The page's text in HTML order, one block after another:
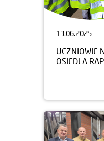
13.06.2025
UCZNIOWIE
OSIEDLA